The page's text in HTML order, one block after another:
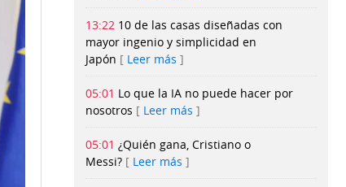
13:22 10 de las casas diseñadas con
mayor ingenio y simplicidad en
Japón
Leer más
05:01 Lo que la IA no puede hacer por
nosotros
Leer más
05:01 ¿Quién gana, Cristiano o
Messi?
Leer más